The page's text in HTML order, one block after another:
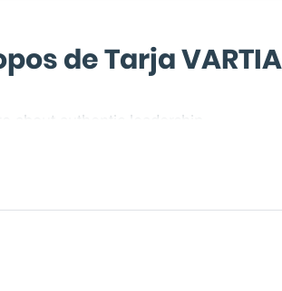
de Tarja
about authentic leadership